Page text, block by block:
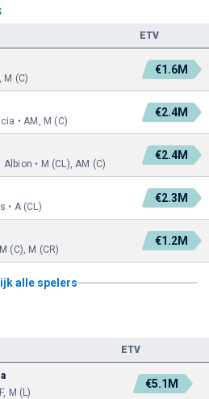
ETV
M (C)
€1.6M
• AM, M (C)
€2.4M
• M (CL), AM (C)
€2.4M
• A (CL)
€2.3M
(C), M (CR)
€1.2M
alle spelers
ETV
M (L)
€5.1M